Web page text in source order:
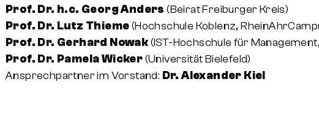
Prof. Dr. h.c. Georg Anders (Beirat Freiburger Kreis)
Prof. Dr. Lutz Thieme(Hochschule Koblenz,
Prof. Dr. Gerhard Nowak(IST-Hochschule für
Prof. Dr. Pamela Wicker(Universität Bielefeld)
Ansprechpartner im Vorstand: Dr. Alexander Kiel